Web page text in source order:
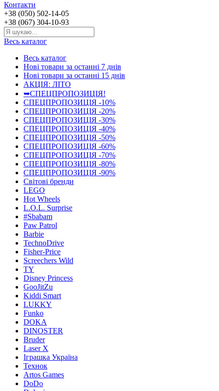
Контакти
+38 (050) 502-14-05
+38 (067) 304-10-93
Весь каталог
Весь каталог
Нові товари за останнi 7 днiв
Нові товари за останнi 15 днiв
АКЦІЯ: ЛІТО
➥СПЕЦПРОПОЗИЦІЯ!
СПЕЦПРОПОЗИЦІЯ -10%
СПЕЦПРОПОЗИЦІЯ -20%
СПЕЦПРОПОЗИЦІЯ -30%
СПЕЦПРОПОЗИЦІЯ -40%
СПЕЦПРОПОЗИЦІЯ -50%
СПЕЦПРОПОЗИЦІЯ -60%
СПЕЦПРОПОЗИЦІЯ -70%
СПЕЦПРОПОЗИЦІЯ -80%
СПЕЦПРОПОЗИЦІЯ -90%
Світові бренди
LEGO
Hot Wheels
L.O.L. Surprise
#Sbabam
Paw Patrol
Barbie
TechnoDrive
Fisher-Price
Screechers Wild
TY
Disney Princess
GooJitZu
Kiddi Smart
LUKKY
Funko
DOKA
DINOSTER
Bruder
Laser X
Іграшка Україна
Технок
Artos Games
DoDo